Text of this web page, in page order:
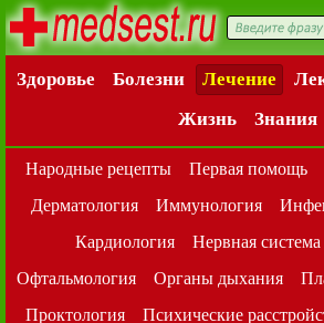
Здоровье Болезни Лечение
Жизнь
Знания
Народные рецепты Первая помощь
Дерматология
Иммунология
Кардиология
Нервная система
Офтальмология
Органы дыхания
Проктология
Психические